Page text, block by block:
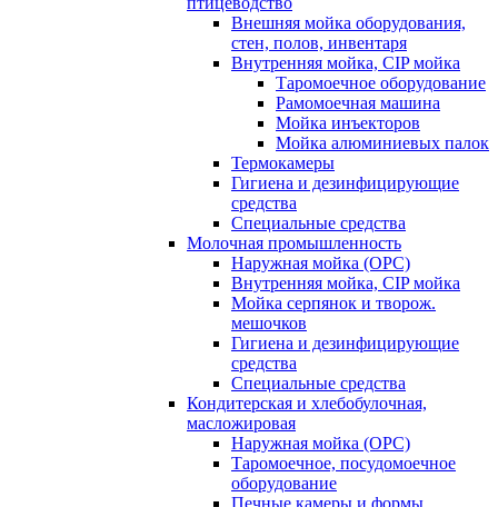
Внешняя мойка оборудования,
стен, полов, инвентаря
Внутренняя мойка, CIP мойка
Таромоечное оборудование
Рамомоечная машина
Мойка инъекторов
Мойка алюминиевых палок
Термокамеры
Гигиена и дезинфицирующие
средства
Специальные средства
Молочная промышленность
Наружная мойка (ОРС)
Внутренняя мойка, CIP мойка
Мойка серпянок и творож.
мешочков
Гигиена и дезинфицирующие
средства
Специальные средства
Кондитерская и хлебобулочная,
масложировая
Наружная мойка (ОРС)
Таромоечное, посудомоечное
оборудование
Печные камеры и формы